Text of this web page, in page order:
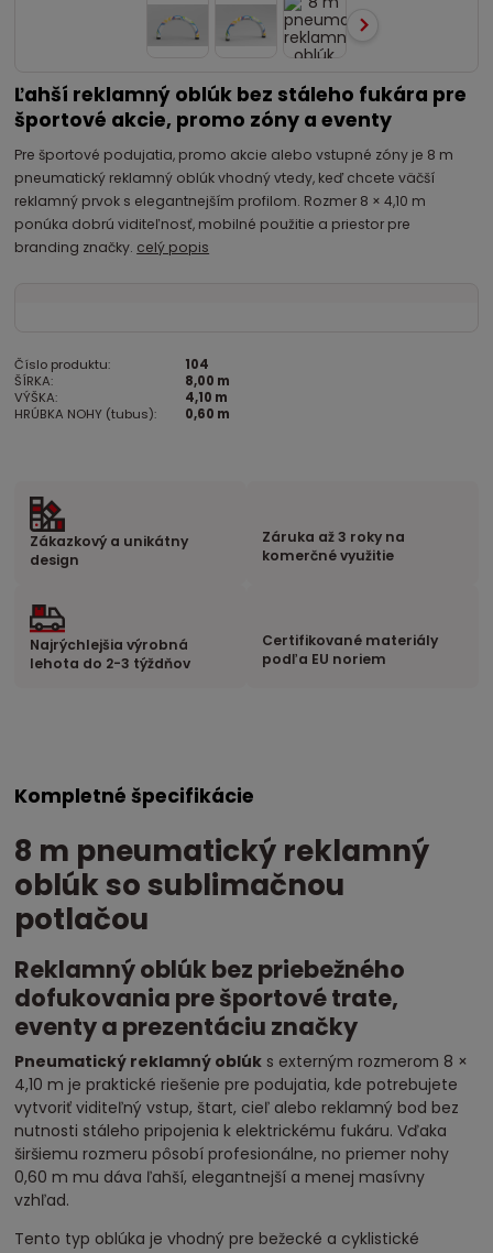
Ľahší reklamný oblúk bez stáleho fukára pre
športové akcie, promo zóny a eventy
Pre športové podujatia, promo akcie alebo vstupné zóny je 8 m
pneumatický reklamný oblúk vhodný vtedy, keď chcete väčší
reklamný prvok s elegantnejším profilom. Rozmer 8 × 4,10 m
ponúka dobrú viditeľnosť, mobilné použitie a priestor pre
branding značky. celý popis
Číslo produktu:
104
ŠÍRKA:
8,00 m
VÝŠKA:
4,10 m
HRÚBKA NOHY (tubus):
0,60 m
Zákazkový a unikátny
design
Záruka až 3 roky na
komerčné využitie
Najrýchlejšia výrobná
lehota do 2-3 týždňov
Certifikované materiály
podľa EU noriem
Kompletné špecifikácie
8 m pneumatický reklamný
oblúk so sublimačnou
potlačou
Reklamný oblúk bez priebežného
dofukovania pre športové trate,
eventy a prezentáciu značky
Pneumatický reklamný oblúk s externým rozmerom 8 ×
4,10 m je praktické riešenie pre podujatia, kde potrebujete
vytvoriť viditeľný vstup, štart, cieľ alebo reklamný bod bez
nutnosti stáleho pripojenia k elektrickému fukáru. Vďaka
širšiemu rozmeru pôsobí profesionálne, no priemer nohy
0,60 m mu dáva ľahší, elegantnejší a menej masívny
vzhľad.
Tento typ oblúka je vhodný pre bežecké a cyklistické